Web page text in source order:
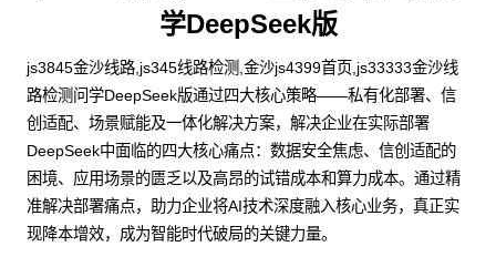
学DeepSeek版
js3845金沙线路,js345线路检测,金沙js4399首页,js33333金沙线
路检测问学DeepSeek版通过四大核心策略——私有化部署、信
创适配、场景赋能及一体化解决方案，解决企业在实际部署
DeepSeek中面临的四大核心痛点：数据安全焦虑、信创适配的
困境、应用场景的匮乏以及高昂的试错成本和算力成本。通过精
准解决部署痛点，助力企业将AI技术深度融入核心业务，真正实
现降本增效，成为智能时代破局的关键力量。